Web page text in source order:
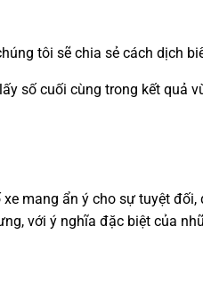
tôi sẽ chia sẻ cách dịch
số cuối cùng trong kết quả
mang ẩn ý cho sự tuyệt
với ý nghĩa đặc biệt của